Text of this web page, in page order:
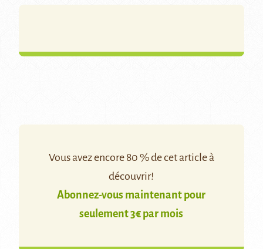
Vous avez encore 80 % de cet article à
découvrir!
Abonnez-vous maintenant pour
seulement 3€ par mois